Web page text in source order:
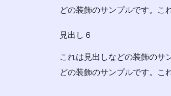
どの装飾のサンプルです。こ
見出し６
これは見出しなどの装飾のサ
どの装飾のサンプルです。こ